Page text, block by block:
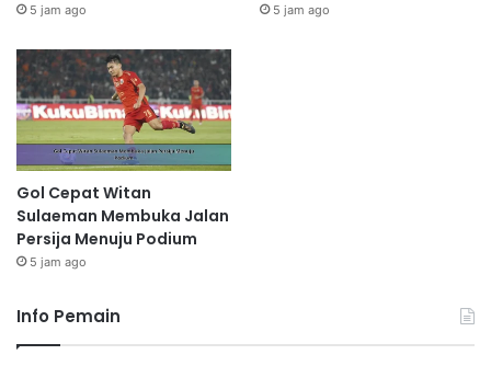
5 jam ago 5 jam ago
Gol Cepat Witan
Sulaeman Membuka Jalan
Persija Menuju Podium
5 jam ago
Info Pemain